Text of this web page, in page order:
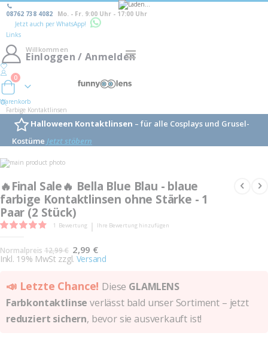
08762 738 4082
Mo. - Fr. 9:00 Uhr - 17:00 Uhr
Jetzt auch per WhatsApp!
Links
Navigation
Willkommen
Einloggen / Anmelden
Warenkorb
0
Warenkorb
Farbige Kontaktlinsen
Halloween Kontaktlinsen – für alle Cosplays und Grusel-
Kostüme Jetzt stöbern
Skip
to
end
of
the
images
gallery
the
beginning
of
the
images
gallery
🔥Final Sale🔥 Bella Blue Blau - blaue
farbige Kontaktlinsen ohne Stärke - 1
Paar (2 Stück)
Bewertung: 1 Bewertung Ihre Bewertung hinzufügen
Normalpreis 12,99 € Sonderangebot
2,99 €
Inkl. 19% MwSt zzgl. Versand
📣 Letzte Chance! Diese GLAMLENS
Farbkontaktlinse verlässt bald unser Sortiment – jetzt
reduziert sichern, bevor sie ausverkauft ist!